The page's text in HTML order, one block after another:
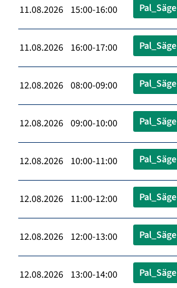
11.08.2026 15:00-16:00 Pal_Säge
11.08.2026 16:00-17:00 Pal_Säge
12.08.2026 08:00-09:00 Pal_Säge
12.08.2026 09:00-10:00 Pal_Säge
12.08.2026 10:00-11:00 Pal_Säge
12.08.2026 11:00-12:00 Pal_Säge
12.08.2026 12:00-13:00 Pal_Säge
12.08.2026 13:00-14:00 Pal_Säge